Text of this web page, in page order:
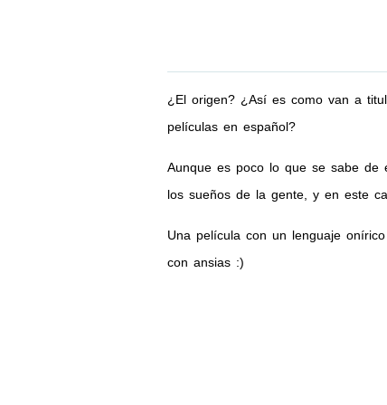
¿El origen? ¿Así es como van a
películas en español?
Aunque es poco lo que se sabe de
los sueños de la gente, y en este
Una película con un lenguaje
con ansias :)